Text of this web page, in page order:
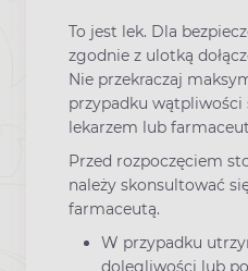
To jest lek. Dla
zgodnie z ulotką
Nie przekraczaj
przypadku wątpliwości
lekarzem lub
Przed rozpoczęciem
należy skonsultować
farmaceutą.
W przypadku
dolegliwości lub